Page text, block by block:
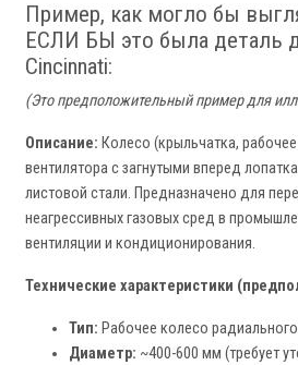
Пример, как могло бы
ЕСЛИ БЫ это была деталь
Cincinnati:
(Это предположительный пример для
Описание: Колесо (крыльчатка,
вентилятора с загнутыми вперед
листовой стали. Предназначено для
неагрессивных газовых сред в
вентиляции и кондиционирования.
Технические характеристики
Тип: Рабочее колесо
Диаметр: ~400-600 мм (требует